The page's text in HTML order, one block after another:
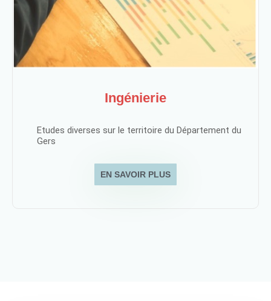
Ingénierie
Etudes diverses sur le territoire du Département du
Gers
EN SAVOIR PLUS